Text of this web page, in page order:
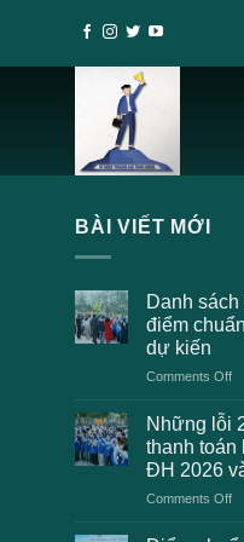
BÀI VIẾT MỚI
Danh
điểm
dự kiến
Comments Offon
bố
Những lỗi
thanh toán
ĐH 2026
Comments Offon
lỗi